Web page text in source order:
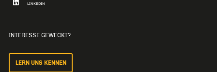
LINKEDIN
INTERESSE GEWECKT?
LERN UNS KENNEN